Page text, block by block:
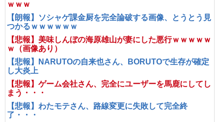
ｗｗｗ
【朗報】ソシャゲ課金厨を完全論破する画像、とうとう見
つかるｗｗｗｗｗｗ
【悲報】美味しんぼの海原雄山が妻にした悪行ｗｗｗｗｗ
ｗ（画像あり）
【悲報】NARUTOの自来也さん、BORUTOで生存が確定
し大炎上
【悲報】ゲーム会社さん、完全にユーザーを馬鹿にしてし
まう・・・
【悲報】わたモテさん、路線変更に失敗して完全終
了・・・